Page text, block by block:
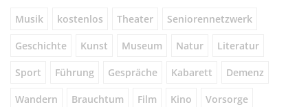
Musik kostenlos Theater Seniorennetzwerk
Geschichte Kunst Museum Natur Literatur
Sport Führung Gespräche Kabarett Demenz
Wandern Brauchtum Film Kino Vorsorge